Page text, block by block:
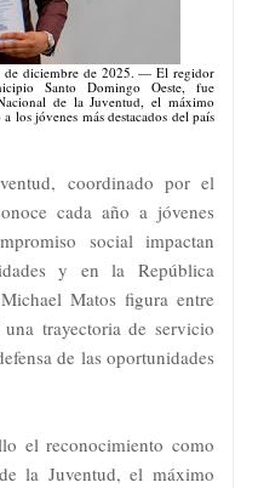
de diciembre de 2025. — El regidor
Santo Domingo Oeste, fue
de la Juventud, el máximo
los jóvenes más destacados del país
coordinado por el
cada año a jóvenes
social impactan
y en la República
Matos figura entre
trayectoria de servicio
de las oportunidades
el reconocimiento como
la Juventud, el máximo